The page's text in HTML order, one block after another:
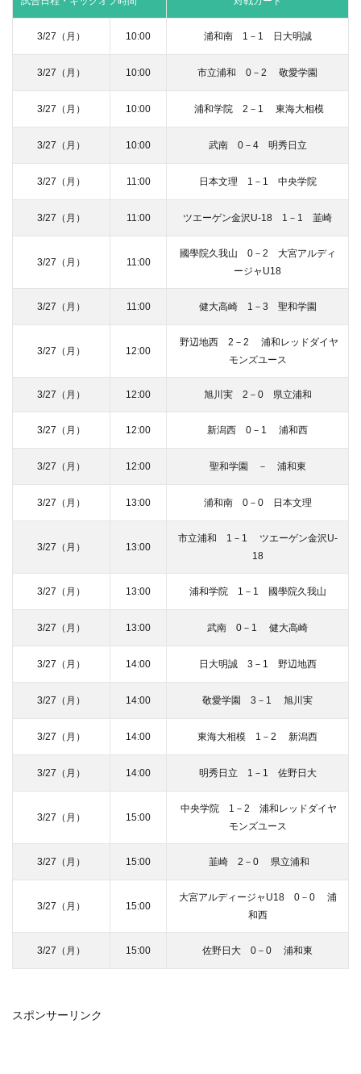
3/27（月） 10:00 浦和南 1－1 日大明誠
3/27（月） 10:00 市立浦和 0－2 敬愛学園
3/27（月） 10:00 浦和学院 2－1 東海大相模
3/27（月） 10:00 武南 0－4 明秀日立
3/27（月） 11:00 日本文理 1－1 中央学院
3/27（月） 11:00 ツエーゲン金沢U-18 1－1 韮崎
3/27（月） 11:00
國學院久我山 0－2 大宮アルディ
ージャU18
3/27（月） 11:00 健大高崎 1－3 聖和学園
3/27（月） 12:00
野辺地西 2－2 浦和レッドダイヤ
モンズユース
3/27（月） 12:00 旭川実 2－0 県立浦和
3/27（月） 12:00 新潟西 0－1 浦和西
3/27（月） 12:00 聖和学園 － 浦和東
3/27（月） 13:00 浦和南 0－0 日本文理
3/27（月） 13:00
市立浦和 1－1 ツエーゲン金沢U-
18
3/27（月） 13:00 浦和学院 1－1 國學院久我山
3/27（月） 13:00 武南 0－1 健大高崎
3/27（月） 14:00 日大明誠 3－1 野辺地西
3/27（月） 14:00 敬愛学園 3－1 旭川実
3/27（月） 14:00 東海大相模 1－2 新潟西
3/27（月） 14:00 明秀日立 1－1 佐野日大
3/27（月） 15:00
中央学院 1－2 浦和レッドダイヤ
モンズユース
3/27（月） 15:00 韮崎 2－0 県立浦和
3/27（月） 15:00
大宮アルディージャU18 0－0 浦
和西
3/27（月） 15:00 佐野日大 0－0 浦和東
スポンサーリンク